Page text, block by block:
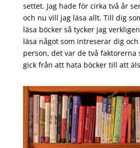
settet. Jag hade för cirka två år
och nu vill jag läsa allt. Till dig
läsa böcker så tycker jag
läsa något som intreserar dig
person, det var de två faktorerna
gick från att hata böcker till att